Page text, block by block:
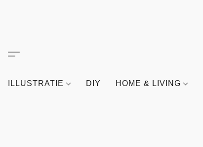
ILLUSTRATIE DIY HOME & LIVING